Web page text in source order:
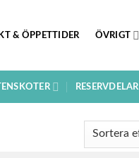
& ÖPPETTIDER ÖVRIGT
RESERVDELAR